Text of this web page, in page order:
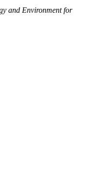
and Environment for